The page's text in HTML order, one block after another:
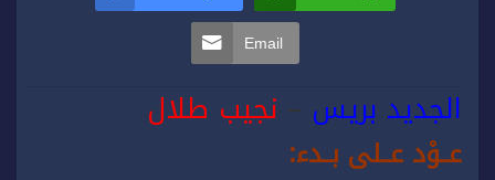
Email
الجديد بريس – نجيب طلال
عــوْد عــلى بــدء: